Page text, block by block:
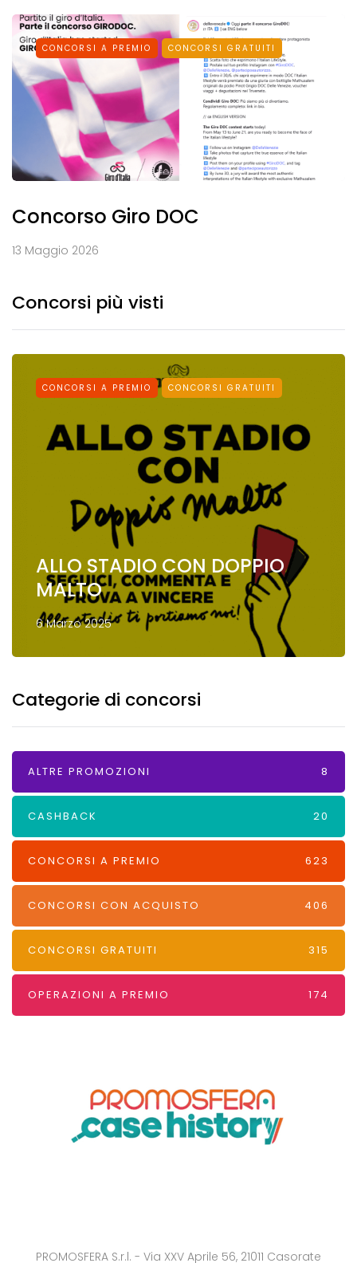
CONCORSI A PREMIO CONCORSI GRATUITI
Concorso Giro DOC
13 Maggio 2026
Concorsi più visti
CONCORSI A PREMIO CONCORSI GRATUITI
ALLO STADIO CON DOPPIO
MALTO
6 Marzo 2025
Categorie di concorsi
ALTRE PROMOZIONI 8
CASHBACK 20
CONCORSI A PREMIO 623
CONCORSI CON ACQUISTO 406
CONCORSI GRATUITI 315
OPERAZIONI A PREMIO 174
PROMOSFERA S.r.l. - Via XXV Aprile 56, 21011 Casorate